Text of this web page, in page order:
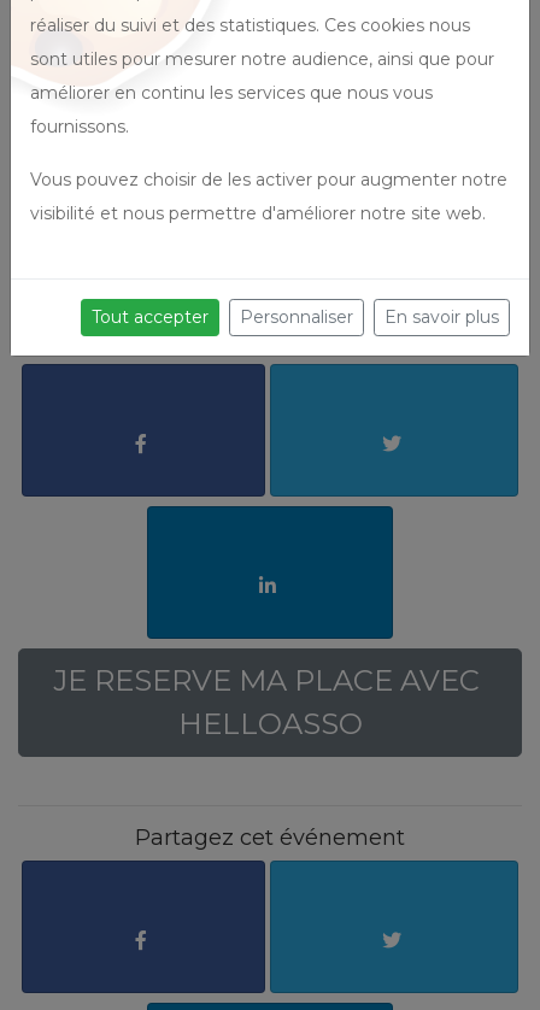
Psycho-praticienne
JE RESERVE MA PLACE AVEC
HELLOASSO
Je partage cet événement
JE RESERVE MA PLACE AVEC
HELLOASSO
Partagez cet événement
réaliser du suivi et des statistiques. Ces cookies nous
sont utiles pour mesurer notre audience, ainsi que pour
améliorer en continu les services que nous vous
fournissons.
Vous pouvez choisir de les activer pour augmenter notre
visibilité et nous permettre d'améliorer notre site web.
Tout accepter Personnaliser En savoir plus